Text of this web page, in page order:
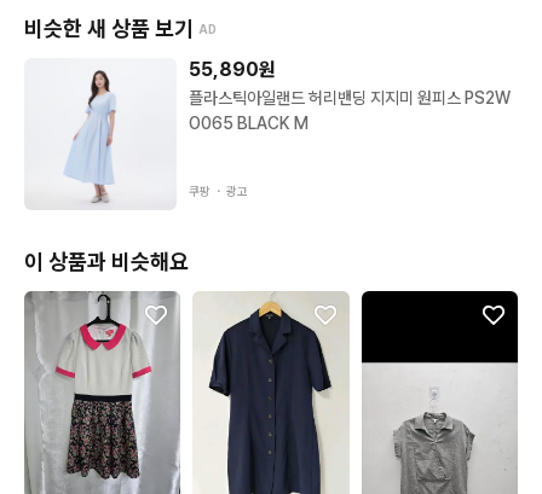
비슷한 새 상품 보기 AD
55,890원
플라스틱아일랜드 허리밴딩 지지미 원피스 PS2W
O065 BLACK M
쿠팡 ・ 광고
이 상품과 비슷해요